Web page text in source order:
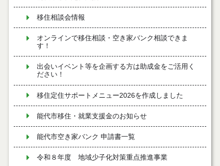
移住相談会情報
オンラインで移住相談・空き家バンク相談できま
す！
出会いイベント等を企画する方は助成金をご活用く
ださい！
移住定住サポートメニュー2026を作成しました
能代市移住・就業支援金のお知らせ
能代市空き家バンク 申請書一覧
令和８年度 地域少子化対策重点推進事業